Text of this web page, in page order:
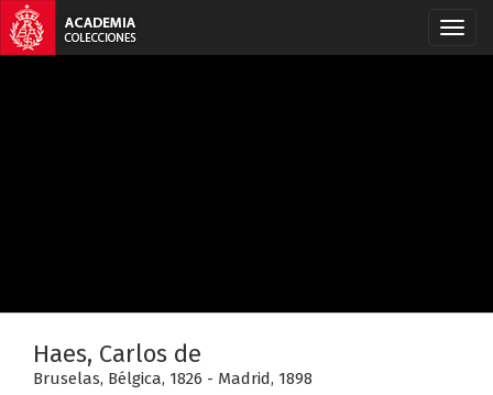
Haes, Carlos de
Bruselas, Bélgica, 1826 - Madrid, 1898